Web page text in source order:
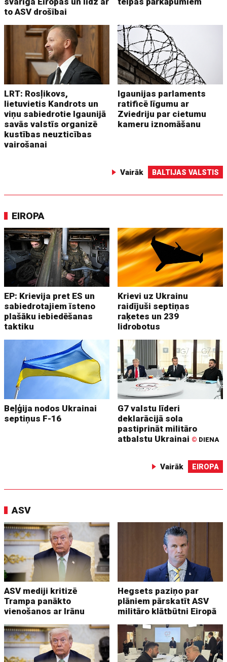
to ASV drošībai
LRT: Rosļikovs,
lietuvietis Kandrots un
viņu sabiedrotie Igaunijā
savās valstīs organizē
kustības neuzticības
vairošanai
Igaunijas parlaments
ratificē līgumu ar
Zviedriju par cietumu
kameru iznomāšanu
Vairāk BALTIJAS VALSTIS
EIROPA
EP: Krievija pret ES un
sabiedrotajiem īsteno
plašāku iebiedēšanas
taktiku
Krievi uz Ukrainu
raidījuši septiņas
raķetes un 239
lidrobotus
Beļģija nodos Ukrainai
septiņus F-16
G7 valstu līderi
deklarācijā sola
pastiprināt militāro
atbalstu Ukrainai © DIENA
Vairāk EIROPA
ASV
ASV mediji kritizē
Trampa panākto
vienošanos ar Irānu
Hegsets paziņo par
plāniem pārskatīt ASV
militāro klātbūtni Eiropā